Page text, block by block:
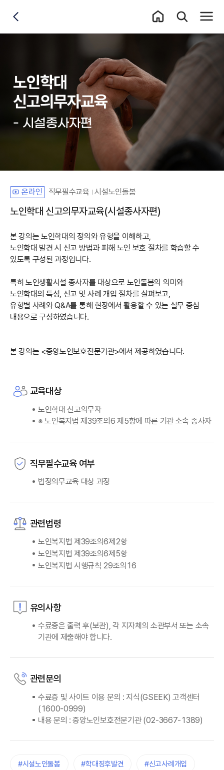
통합검색 레이
전체
뒤로가기
온라인 직무필수교육 시설노인돌봄
노인학대 신고의무자교육(시설종사자편)
본 강의는 노인학대의 정의와 유형을 이해하고,
노인학대 발견 시 신고 방법과 피해 노인 보호 절차를 학습할 수
있도록 구성된 과정입니다.
특히 노인생활시설 종사자를 대상으로 노인돌봄의 의미와
노인학대의 특성, 신고 및 사례 개입 절차를 살펴보고,
유형별 사례와 Q&A를 통해 현장에서 활용할 수 있는 실무 중심
내용으로 구성하였습니다.
본 강의는 <중앙노인보호전문기관>에서 제공하였습니다.
교육대상
노인학대 신고의무자
※ 노인복지법 제39조의6 제5항에 따른 기관 소속 종사자
직무필수교육 여부
법정의무교육 대상 과정
관련법령
노인복지법 제39조의6제2항
노인복지법 제39조의6제5항
노인복지법 시행규칙 29조의16
유의사항
수료증은 출력 후(보관), 각 지자체의 소관부서 또는 소속
기관에 제출해야 합니다.
관련문의
수료증 및 사이트 이용 문의 : 지식(GSEEK) 고객센터
(1600-0999)
내용 문의 : 중앙노인보호전문기관 (02-3667-1389)
#시설노인돌봄 #학대징후발견 #신고사례개입